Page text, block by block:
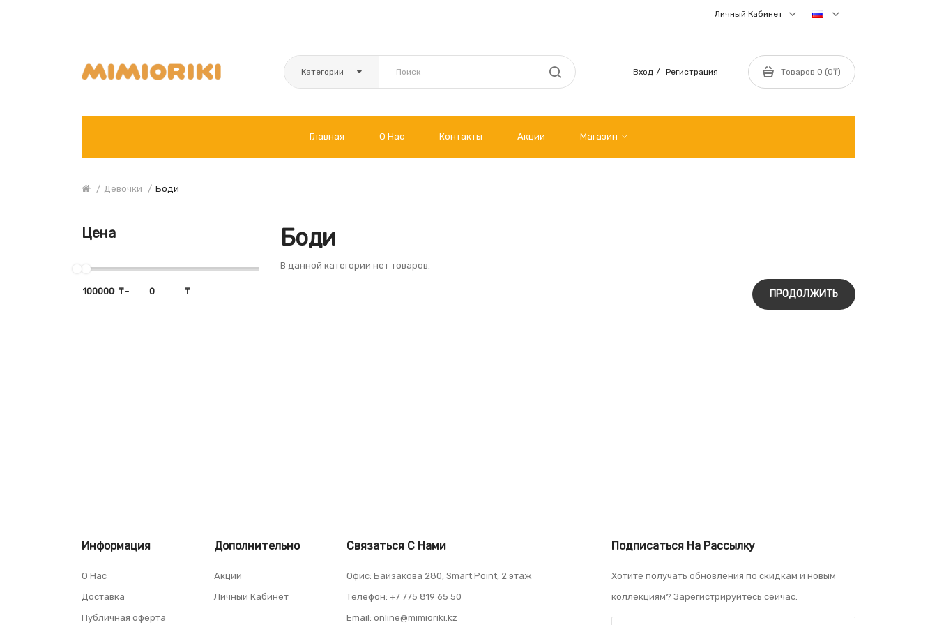
Личный Кабинет
Вход Регистрация Товаров 0 (0₸)
Категории
Главная О Нас Контакты Акции Магазин
Девочки Боди
Цена
₸- ₸
Боди
В данной категории нет товаров.
ПРОДОЛЖИТЬ
Информация
О Нас
Доставка
Публичная оферта
Дополнительно
Акции
Личный Кабинет
Связаться С Нами
Офис: Байзакова 280, Smart Point, 2 этаж
Телефон: +7 775 819 65 50
Email: online@mimioriki.kz
Подписаться На Рассылку
Хотите получать обновления по скидкам и новым
коллекциям? Зарегистрируйтесь сейчас.